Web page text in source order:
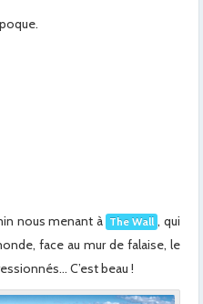
nous menant à The Wall , qui
face au mur de falaise, le
C’est beau !